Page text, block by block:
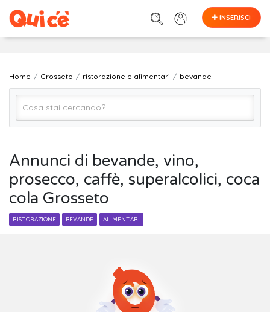
INSERISCI
Home Grosseto ristorazione e alimentari bevande
Grosseto
Cerca
Annunci di bevande, vino,
prosecco, caffè, superalcolici, coca
cola Grosseto
RISTORAZIONE BEVANDE ALIMENTARI